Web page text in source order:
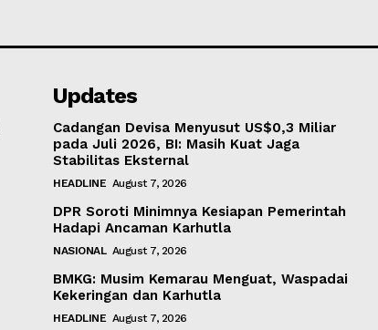
Updates
Cadangan Devisa Menyusut US$0,3 Miliar
pada Juli 2026, BI: Masih Kuat Jaga
Stabilitas Eksternal
HEADLINE August 7, 2026
DPR Soroti Minimnya Kesiapan Pemerintah
Hadapi Ancaman Karhutla
NASIONAL August 7, 2026
BMKG: Musim Kemarau Menguat, Waspadai
Kekeringan dan Karhutla
HEADLINE August 7, 2026